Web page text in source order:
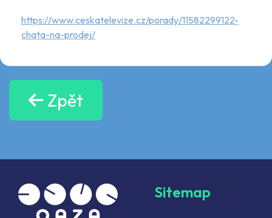
https://www.ceskatelevize.cz/porady/11582299122-
chata-na-prodej/
Zpět
Sitemap